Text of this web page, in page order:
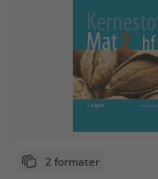
2 formater